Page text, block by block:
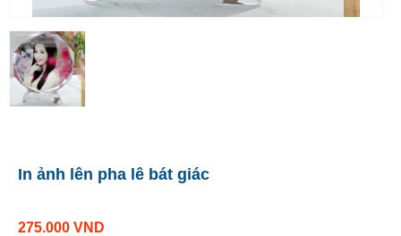
In ảnh lên pha lê bát giác
275.000 VND